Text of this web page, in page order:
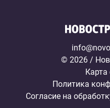
© 2026 /
Политика
Согласие на